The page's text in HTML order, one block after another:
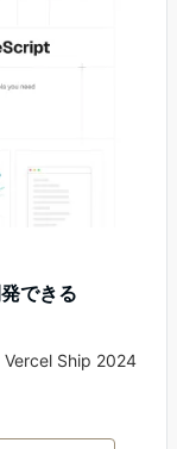
できる
Vercel Ship 2024